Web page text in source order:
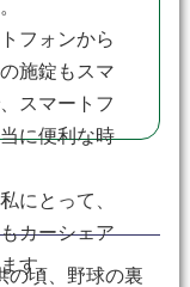
フォンから
施錠もスマ
スマートフ
に便利な時
にとって、
カーシェア
す。
頃、野球の裏